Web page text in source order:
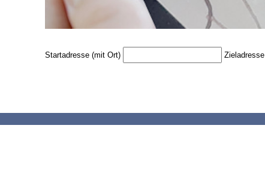
Startadresse (mit Ort) Zieladresse